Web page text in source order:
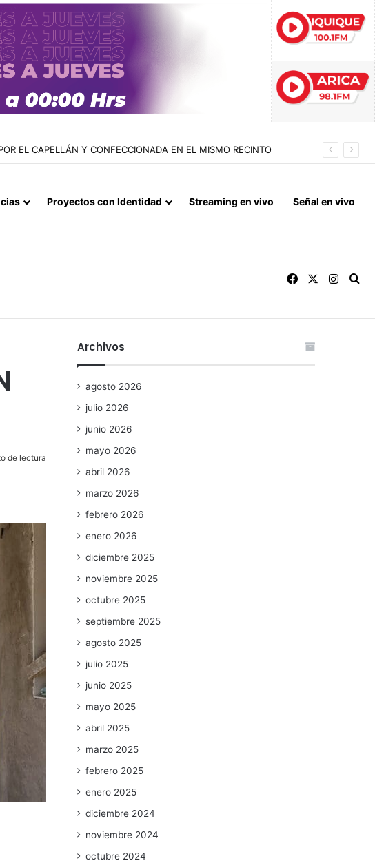
IRREGULARES EN CHILE CON UNA BAJA DEL 89% EN 2026
Proyectos con Identidad Streaming en vivo Señal en vivo
Facebook
de lectura
Archivos
agosto 2026
julio 2026
junio 2026
mayo 2026
abril 2026
marzo 2026
febrero 2026
enero 2026
diciembre 2025
noviembre 2025
octubre 2025
septiembre 2025
agosto 2025
julio 2025
junio 2025
mayo 2025
abril 2025
marzo 2025
febrero 2025
enero 2025
diciembre 2024
noviembre 2024
octubre 2024